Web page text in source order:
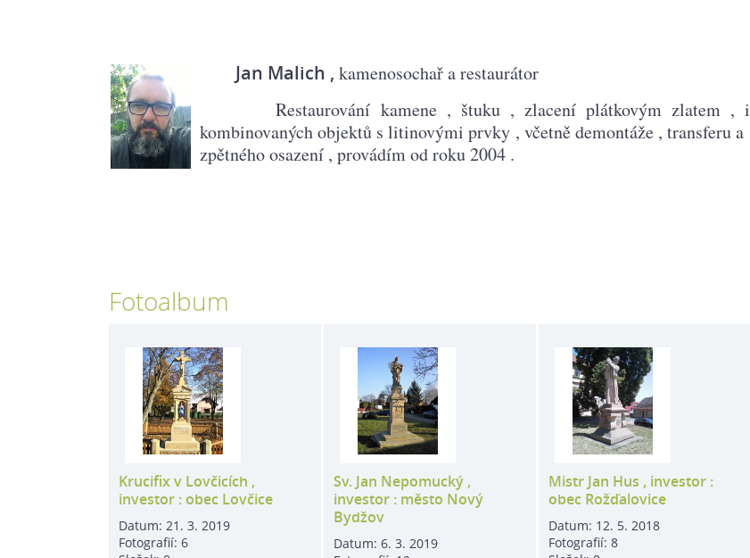
Jan Malich , kamenosochař a restaurátor
Restaurování kamene , štuku , zlacení plátkovým zlatem , i
kombinovaných objektů s litinovými prvky , včetně demontáže , transferu a
zpětného osazení , provádím od roku 2004 .
Fotoalbum
Krucifix v Lovčicích ,
investor : obec Lovčice
Datum: 21. 3. 2019
Fotografií: 6
Sv. Jan Nepomucký ,
investor : město Nový
Bydžov
Datum: 6. 3. 2019
Mistr Jan Hus , investor :
obec Rožďalovice
Datum: 12. 5. 2018
Fotografií:8